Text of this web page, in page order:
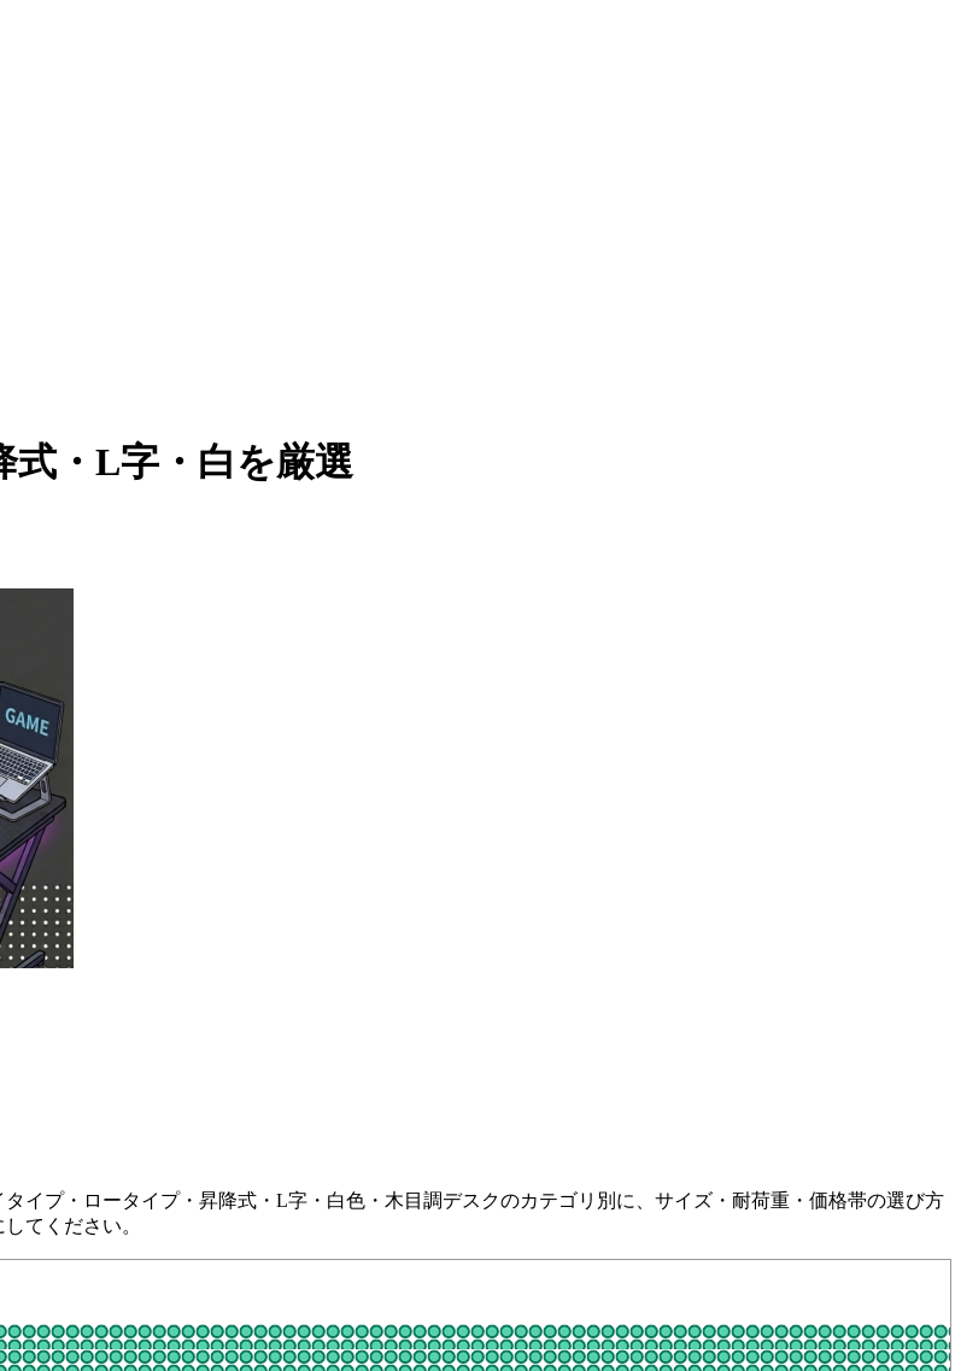
式・L字・白を厳選
イプ・ロータイプ・昇降式・L字・白色・木目調デスクのカテゴリ別に、サイズ・耐荷重・価格帯の選び方
てください。